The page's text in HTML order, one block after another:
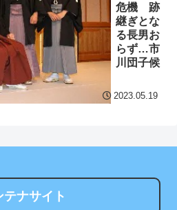
と
Ｗ杯１次Ｌ敗退の韓国 議員
が「なぜ負けたのか？」ソ
ン・フンミン先発落ちは
「監督の報復」
すまん熊本やがコンビニ
に食品も水もない
円の課金チケに
海外「日本よ、お前がナ
危機 跡
継ぎとな
る長男お
らず…市
川団子候
2023.05.19
テナサイト